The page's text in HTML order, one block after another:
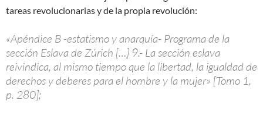
tareas revolucionarias y de la propia revolución:
«Apéndice B -estatismo y anarquía- Programa de la
sección Eslava de Zúrich […] 9.- La sección eslava
reivindica, al mismo tiempo que la libertad, la igualdad de
derechos y deberes para el hombre y la mujer» [Tomo 1,
p. 280];